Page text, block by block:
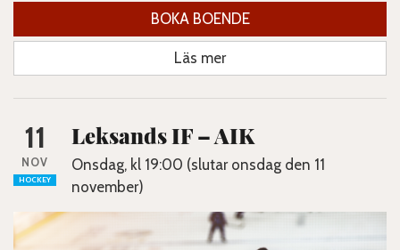
BOKA BOENDE
Läs mer
11
NOV
HOCKEY
Leksands IF – AIK
Onsdag, kl 19:00 (slutar onsdag den 11
november)